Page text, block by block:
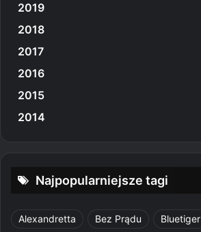
2019
2018
2017
2016
2015
2014
Najpopularniejsze tagi
Alexandretta Bez Prądu Bluetiger